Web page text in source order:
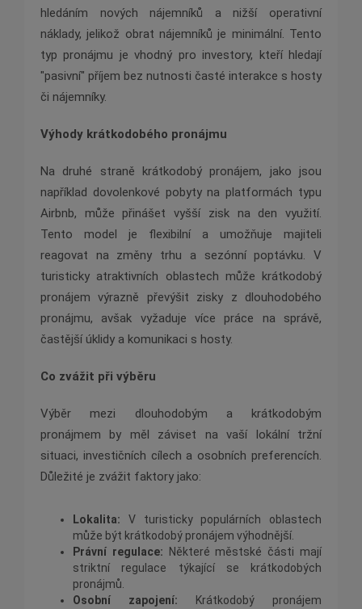
hledáním nových nájemníků a nižší operativní
náklady, jelikož obrat nájemníků je minimální. Tento
typ pronájmu je vhodný pro investory, kteří hledají
"pasivní" příjem bez nutnosti časté interakce s hosty
či nájemníky.
Výhody krátkodobého pronájmu
Na druhé straně krátkodobý pronájem, jako jsou
například dovolenkové pobyty na platformách typu
Airbnb, může přinášet vyšší zisk na den využití.
Tento model je flexibilní a umožňuje majiteli
reagovat na změny trhu a sezónní poptávku. V
turisticky atraktivních oblastech může krátkodobý
pronájem výrazně převýšit zisky z dlouhodobého
pronájmu, avšak vyžaduje více práce na správě,
častější úklidy a komunikaci s hosty.
Co zvážit při výběru
Výběr mezi dlouhodobým a krátkodobým
pronájmem by měl záviset na vaší lokální tržní
situaci, investičních cílech a osobních preferencích.
Důležité je zvážit faktory jako:
Lokalita: V turisticky populárních oblastech
může být krátkodobý pronájem výhodnější.
Právní regulace: Některé městské části mají
striktní regulace týkající se krátkodobých
pronájmů.
Osobní zapojení: Krátkodobý pronájem